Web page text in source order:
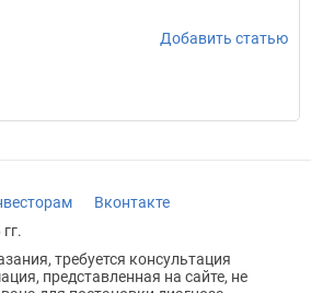
Добавить статью
Вконтакте
требуется консультация
представленная на сайте, не